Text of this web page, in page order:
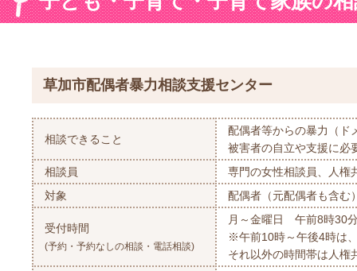
草加市配偶者暴力相談支援センター
相談できること
配偶者等からの暴力（ド
被害者の自立や支援に必
相談員
専門の女性相談員、人権
対象
配偶者（元配偶者も含む
受付時間
(予約・予約なしの相談・電話相談)
月～金曜日 午前8時30
※午前10時～午後4時は
それ以外の時間帯は人権